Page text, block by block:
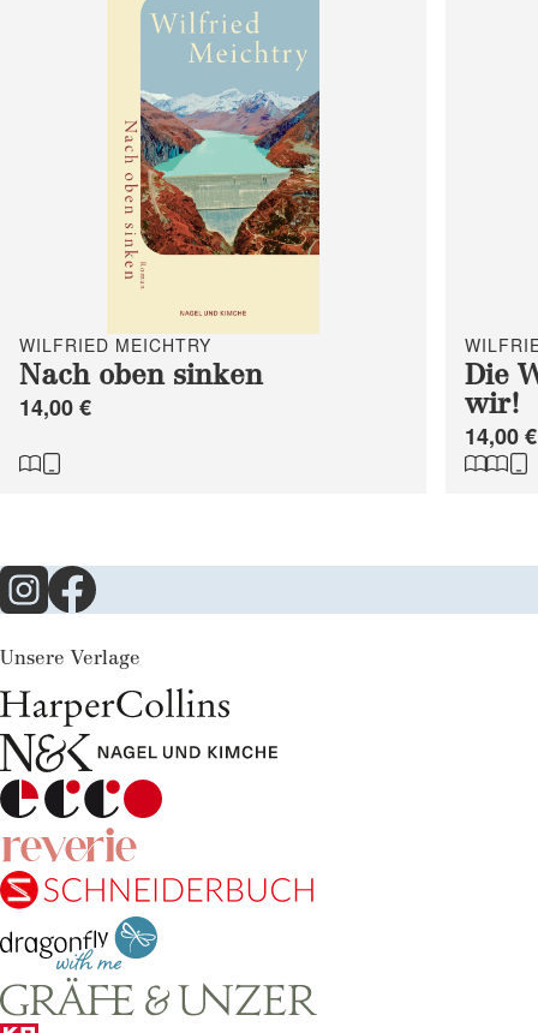
WILFRIED MEICHTRY
Nach oben sinken
14,00 €
Die
wir!
14,00 €
Unsere Verlage